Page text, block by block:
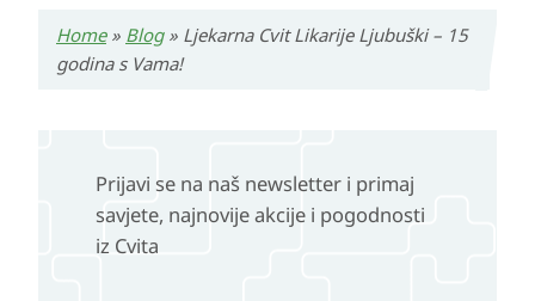
Home» Blog» Ljekarna Cvit Likarije Ljubuški – 15
godina s Vama!
Prijavi se na naš newsletter i primaj
savjete, najnovije akcije i pogodnosti
iz Cvita